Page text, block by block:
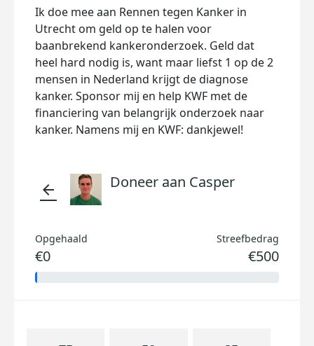
Ik doe mee aan Rennen tegen Kanker in
Utrecht om geld op te halen voor
baanbrekend kankeronderzoek. Geld dat
heel hard nodig is, want maar liefst 1 op de 2
mensen in Nederland krijgt de diagnose
kanker. Sponsor mij en help KWF met de
financiering van belangrijk onderzoek naar
kanker. Namens mij en KWF: dankjewel!
arrow_back Doneer aan Casper
Opgehaald
€0
Streefbedrag
€500